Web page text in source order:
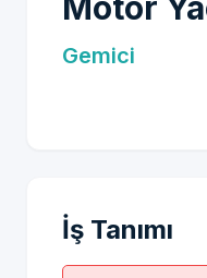
Gemici
İş Tanımı